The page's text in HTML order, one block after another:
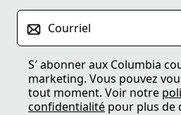
Courriel
S′ abonner aux Columbia
marketing. Vous pouvez
tout moment. Voir notre
confidentialité pour plus de